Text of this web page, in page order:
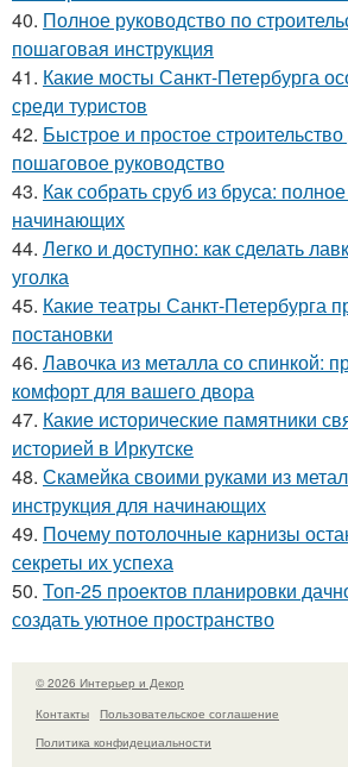
40. Полное руководство по
пошаговая инструкция
41. Какие мосты Санкт-Петербурга
среди туристов
42. Быстрое и простое
пошаговое руководство
43. Как собрать сруб из бруса:
начинающих
44. Легко и доступно: как сделать
уголка
45. Какие театры Санкт-Петербурга
постановки
46. Лавочка из металла со спинкой:
комфорт для вашего двора
47. Какие исторические памятники
историей в Иркутске
48. Скамейка своими руками из
инструкция для начинающих
49. Почему потолочные карнизы
секреты их успеха
50. Топ-25 проектов планировки
создать уютное пространство
© 2026 Интерьер и Декор
Контакты
Пользовательское соглашение
Политика конфидециальности